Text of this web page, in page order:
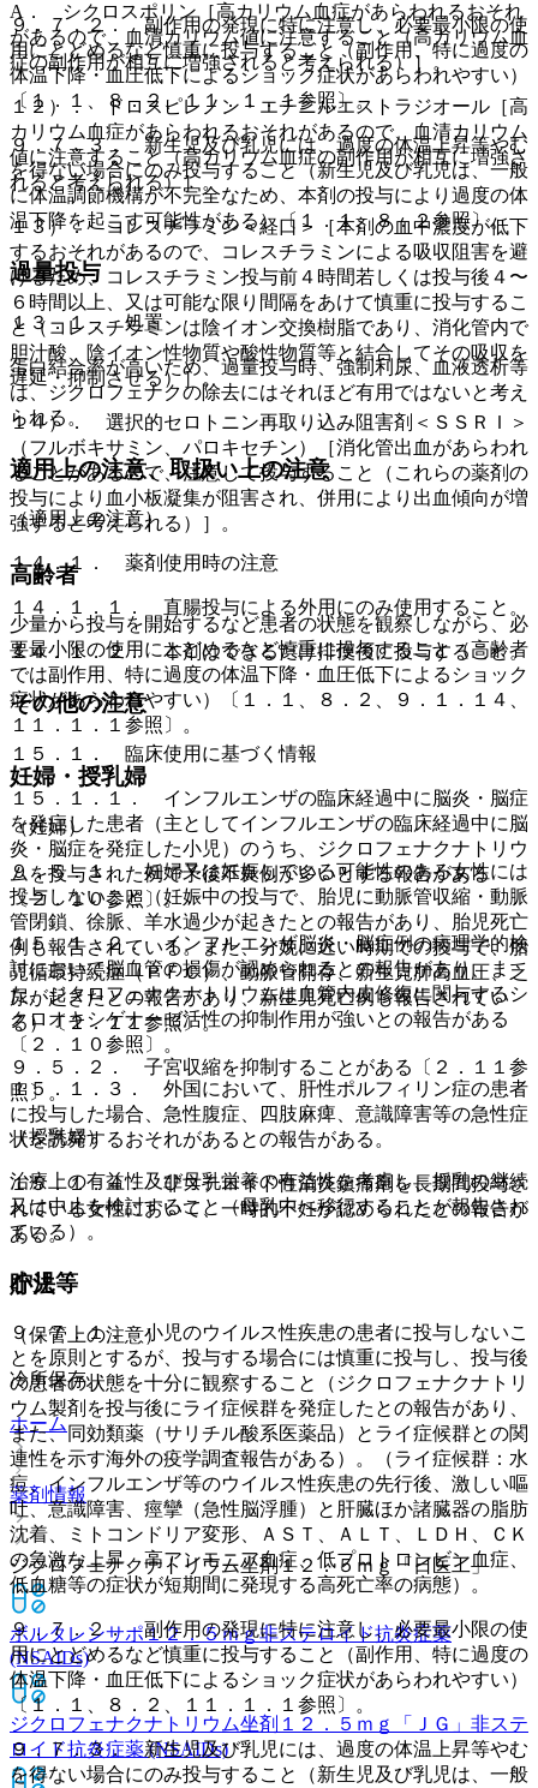
９．７．２． 副作用の発現に特に注意し、必要最小限の使
用にとどめるなど慎重に投与すること（副作用、特に過度の
体温下降・血圧低下によるショック症状があらわれやすい）
〔１．１、８．２、１１．１．１参照〕。
９．７．３． 新生児及び乳児には、過度の体温上昇等やむ
を得ない場合にのみ投与すること（新生児及び乳児は、一般
に体温調節機構が不完全なため、本剤の投与により過度の体
温下降を起こす可能性がある）〔１．１、８．２参照〕。
過量投与
１３．１． 処置
蛋白結合率が高いため、過量投与時、強制利尿、血液透析等
は、ジクロフェナクの除去にはそれほど有用ではないと考え
られる。
適用上の注意、取扱い上の注意
（適用上の注意）
１４．１． 薬剤使用時の注意
１４．１．１． 直腸投与による外用にのみ使用すること。
１４．１．２． 本剤はできるだけ排便後に投与すること。
その他の注意
１５．１． 臨床使用に基づく情報
１５．１．１． インフルエンザの臨床経過中に脳炎・脳症
を発症した患者（主としてインフルエンザの臨床経過中に脳
炎・脳症を発症した小児）のうち、ジクロフェナクナトリウ
ムを投与された例で予後不良例が多いとする報告がある
〔２．１０参照〕。
１５．１．２． インフルエンザ脳炎・脳症例の病理学的検
討において脳血管の損傷が認められるとの報告があり、ま
た、ジクロフェナクナトリウムは血管内皮修復に関与するシ
クロオキシゲナーゼ活性の抑制作用が強いとの報告がある
〔２．１０参照〕。
１５．１．３． 外国において、肝性ポルフィリン症の患者
に投与した場合、急性腹症、四肢麻痺、意識障害等の急性症
状を誘発するおそれがあるとの報告がある。
１５．１．４． 非ステロイド性消炎鎮痛剤を長期間投与さ
れている女性において、一時的不妊が認められたとの報告が
ある。
貯法
（保管上の注意）
冷所保存。
ホーム
薬剤情報
ジクロフェナクナトリウム坐剤１２．５ｍｇ「日医工」
ボルタレンサポ１２．５ｍｇ非ステロイド抗炎症薬
(NSAIDs)
ジクロフェナクナトリウム坐剤１２．５ｍｇ「ＪＧ」 非ステ
ロイド抗炎症薬 (NSAIDs)
A． シクロスポリン［高カリウム血症があらわれるおそれ
があるので、血清カリウム値に注意すること（高カリウム血
症の副作用が相互に増強されると考えられる）］。
１２）． ドロスピレノン・エチニルエストラジオール［高
カリウム血症があらわれるおそれがあるので、血清カリウム
値に注意すること（高カリウム血症の副作用が相互に増強さ
れると考えられる）］。
１３）． コレスチラミン＜経口＞［本剤の血中濃度が低下
するおそれがあるので、コレスチラミンによる吸収阻害を避
けるため、コレスチラミン投与前４時間若しくは投与後４〜
６時間以上、又は可能な限り間隔をあけて慎重に投与するこ
と（コレスチラミンは陰イオン交換樹脂であり、消化管内で
胆汁酸、陰イオン性物質や酸性物質等と結合してその吸収を
遅延・抑制させる）］。
１４）． 選択的セロトニン再取り込み阻害剤＜ＳＳＲＩ＞
（フルボキサミン、パロキセチン）［消化管出血があらわれ
ることがあるので、注意して投与すること（これらの薬剤の
投与により血小板凝集が阻害され、併用により出血傾向が増
強すると考えられる）］。
高齢者
少量から投与を開始するなど患者の状態を観察しながら、必
要最小限の使用にとどめるなど慎重に投与すること（高齢者
では副作用、特に過度の体温下降・血圧低下によるショック
症状があらわれやすい）〔１．１、８．２、９．１．１４、
１１．１．１参照〕。
妊婦・授乳婦
（妊婦）
９．５．１． 妊婦又は妊娠している可能性のある女性には
投与しないこと（妊娠中の投与で、胎児に動脈管収縮・動脈
管閉鎖、徐脈、羊水過少が起きたとの報告があり、胎児死亡
例も報告されている。また、分娩に近い時期での投与で、胎
児循環持続症（ＰＦＣ）、動脈管開存、新生児肺高血圧、乏
尿が起きたとの報告があり、新生児死亡例も報告されてい
る）〔２．１１参照〕。
９．５．２． 子宮収縮を抑制することがある〔２．１１参
照〕。
（授乳婦）
治療上の有益性及び母乳栄養の有益性を考慮し、授乳の継続
又は中止を検討すること（母乳中へ移行することが報告され
ている）。
小児等
９．７．１． 小児のウイルス性疾患の患者に投与しないこ
とを原則とするが、投与する場合には慎重に投与し、投与後
の患者の状態を十分に観察すること（ジクロフェナクナトリ
ウム製剤を投与後にライ症候群を発症したとの報告があり、
また、同効類薬（サリチル酸系医薬品）とライ症候群との関
連性を示す海外の疫学調査報告がある）。（ライ症候群：水
痘、インフルエンザ等のウイルス性疾患の先行後、激しい嘔
吐、意識障害、痙攣（急性脳浮腫）と肝臓ほか諸臓器の脂肪
沈着、ミトコンドリア変形、ＡＳＴ、ＡＬＴ、ＬＤＨ、ＣＫ
の急激な上昇、高アンモニア血症、低プロトロンビン血症、
低血糖等の症状が短期間に発現する高死亡率の病態）。
９．７．２． 副作用の発現に特に注意し、必要最小限の使
用にとどめるなど慎重に投与すること（副作用、特に過度の
体温下降・血圧低下によるショック症状があらわれやすい）
〔１．１、８．２、１１．１．１参照〕。
９．７．３． 新生児及び乳児には、過度の体温上昇等やむ
を得ない場合にのみ投与すること（新生児及び乳児は、一般